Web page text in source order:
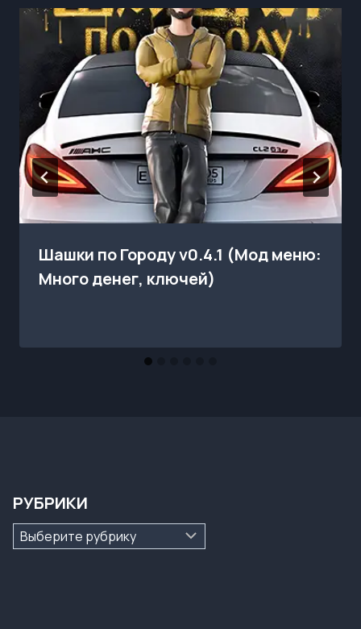
Шашки по Городу v0.4.1 (Мод меню:
Много денег, ключей)
РУБРИКИ
Рубрики